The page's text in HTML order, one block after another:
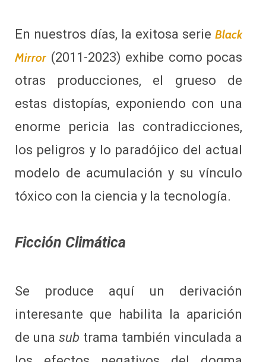
En nuestros días, la exitosa serie Black
Mirror (2011-2023) exhibe como pocas
otras producciones, el grueso de
estas distopías, exponiendo con una
enorme pericia las contradicciones,
los peligros y lo paradójico del actual
modelo de acumulación y su vínculo
tóxico con la ciencia y la tecnología.
Ficción Climática
Se produce aquí un derivación
interesante que habilita la aparición
de unasub trama también vinculada a